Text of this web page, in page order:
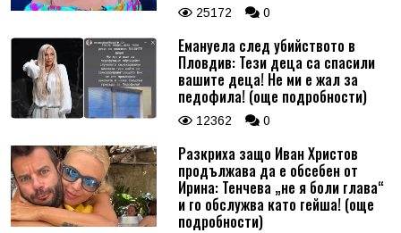
25172 0
Емануела след убийството в
Пловдив: Тези деца са спасили
вашите деца! Не ми е жал за
педофила! (още подробности)
12362 0
Разкриха защо Иван Христов
продължава да е обсебен от
Ирина: Тенчева „не я боли глава“
и го обслужва като гейша! (още
подробности)